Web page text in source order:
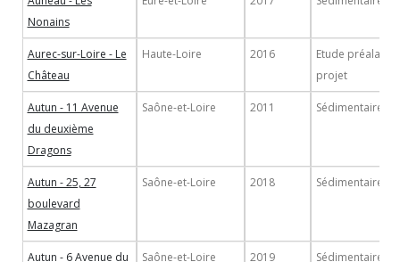
Nonains
Aurec-sur-Loire - Le
Château
Haute-Loire 2016
Etude préalable
projet
Autun - 11 Avenue
du deuxième
Dragons
Saône-et-Loire 2011 Sédimentaire
Autun - 25, 27
boulevard
Mazagran
Saône-et-Loire 2018 Sédimentaire
Autun - 6 Avenue du
Saône-et-Loire 2019 Sédimentaire